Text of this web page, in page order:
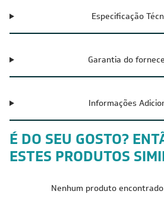
Especificação
Garantia do
Informações
É DO SEU GOSTO?
ESTES PRODUTOS
Nenhum produto